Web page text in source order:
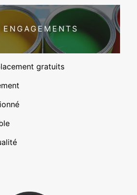
ENGAGEMENTS
gratuits